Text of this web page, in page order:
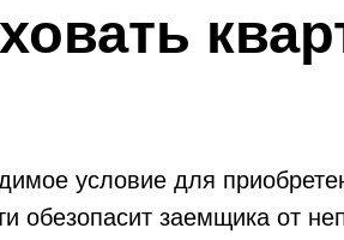
условие для
обезопасит заемщика от